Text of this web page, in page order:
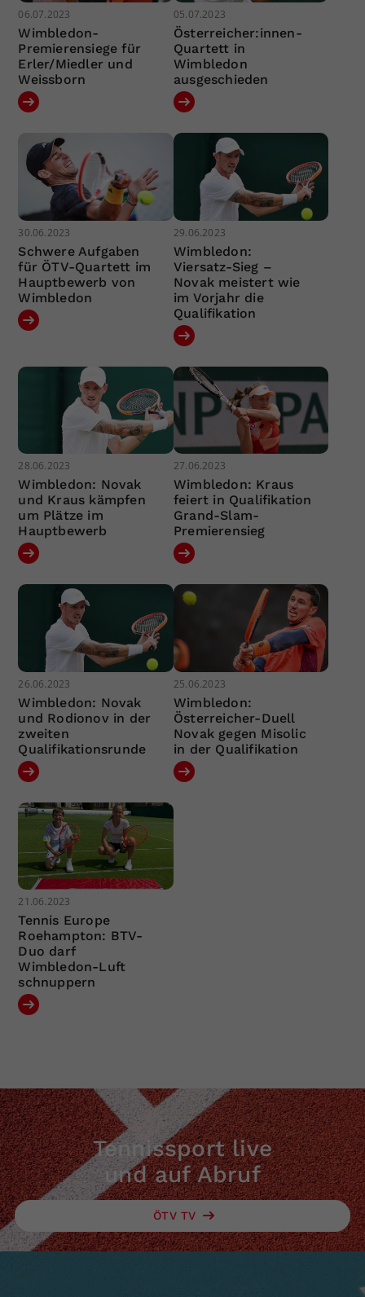
06.07.2023
Wimbledon-
Premierensiege für
Erler/Miedler und
Weissborn
05.07.2023
Österreicher:innen-
Quartett in
Wimbledon
ausgeschieden
30.06.2023
Schwere Aufgaben
für ÖTV-Quartett im
Hauptbewerb von
Wimbledon
29.06.2023
Wimbledon:
Viersatz-Sieg –
Novak meistert wie
im Vorjahr die
Qualifikation
28.06.2023
Wimbledon: Novak
und Kraus kämpfen
um Plätze im
Hauptbewerb
27.06.2023
Wimbledon: Kraus
feiert in Qualifikation
Grand-Slam-
Premierensieg
26.06.2023
Wimbledon: Novak
und Rodionov in der
zweiten
Qualifikationsrunde
25.06.2023
Wimbledon:
Österreicher-Duell
Novak gegen Misolic
in der Qualifikation
21.06.2023
Tennis Europe
Roehampton: BTV-
Duo darf
Wimbledon-Luft
schnuppern
Tennissport live
und auf Abruf
ÖTV TV